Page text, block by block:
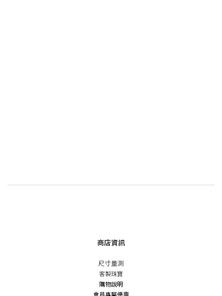
商店資訊
尺寸量測
客製珠寶
購物說明